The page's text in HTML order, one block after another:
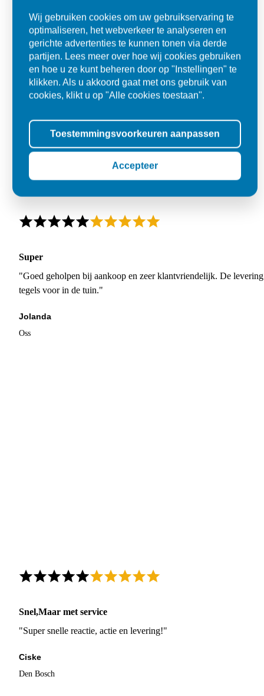
Super
"Goed geholpen bij aankoop en zeer klantvriendelijk. De
tegels voor in de tuin."
Jolanda
Oss
Snel,Maar met service
"Super snelle reactie, actie en levering!"
Ciske
Den Bosch
Wij gebruiken cookies om uw gebruikservaring te
optimaliseren, het webverkeer te analyseren en
gerichte advertenties te kunnen tonen via derde
partijen. Lees meer over hoe wij cookies gebruiken
en hoe u ze kunt beheren door op "Instellingen" te
klikken. Als u akkoord gaat met ons gebruik van
cookies, klikt u op "Alle cookies toestaan".
Toestemmingsvoorkeuren aanpassen
Accepteer